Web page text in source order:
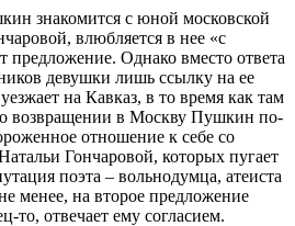
знакомится с юной московской
влюбляется в нее «с
предложение. Однако вместо ответа
девушки лишь ссылку на ее
на Кавказ, в то время как там
возвращении в Москву Пушкин по-
отношение к себе со
Гончаровой, которых пугает
поэта – вольнодумца, атеиста
менее, на второе предложение
отвечает ему согласием.